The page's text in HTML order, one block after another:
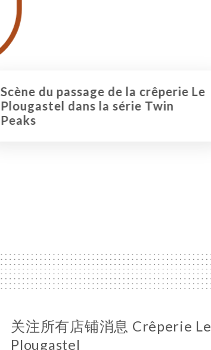
Scène du passage de la crêperie Le
Plougastel dans la série Twin
Peaks
关注所有店铺消息 Crêperie Le
Plougastel